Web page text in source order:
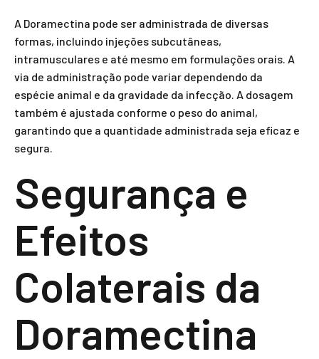
A Doramectina pode ser administrada de diversas
formas, incluindo injeções subcutâneas,
intramusculares e até mesmo em formulações orais. A
via de administração pode variar dependendo da
espécie animal e da gravidade da infecção. A dosagem
também é ajustada conforme o peso do animal,
garantindo que a quantidade administrada seja eficaz e
segura.
Segurança e
Efeitos
Colaterais da
Doramectina